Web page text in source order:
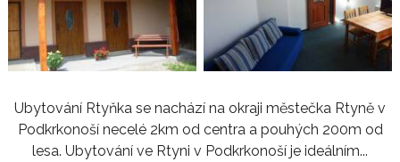
Ubytování Rtyňka se nachází na okraji městečka Rtyně v
Podkrkonoší necelé 2km od centra a pouhých 200m od
lesa. Ubytování ve Rtyni v Podkrkonoší je ideálním...